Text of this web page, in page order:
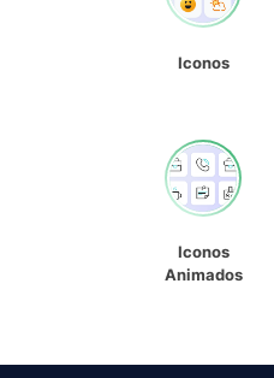
Iconos
Iconos
Animados